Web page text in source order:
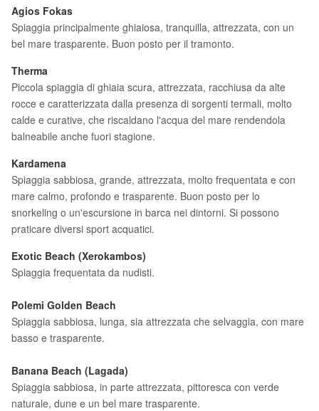
Agios Fokas
Spiaggia principalmente ghiaiosa, tranquilla, attrezzata, con un
bel mare trasparente. Buon posto per il tramonto.
Therma
Piccola spiaggia di ghiaia scura, attrezzata, racchiusa da alte
rocce e caratterizzata dalla presenza di sorgenti termali, molto
calde e curative, che riscaldano l'acqua del mare rendendola
balneabile anche fuori stagione.
Kardamena
Spiaggia sabbiosa, grande, attrezzata, molto frequentata e con
mare calmo, profondo e trasparente. Buon posto per lo
snorkeling o un'escursione in barca nei dintorni. Si possono
praticare diversi sport acquatici.
Exotic Beach (Xerokambos)
Spiaggia frequentata da nudisti.
Polemi Golden Beach
Spiaggia sabbiosa, lunga, sia attrezzata che selvaggia, con mare
basso e trasparente.
Banana Beach (Lagada)
Spiaggia sabbiosa, in parte attrezzata, pittoresca con verde
naturale, dune e un bel mare trasparente.